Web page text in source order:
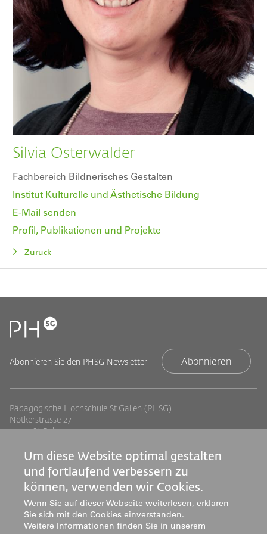
Silvia Osterwalder
Fachbereich Bildnerisches Gestalten
Institut Kulturelle und Ästhetische Bildung
E-Mail senden
Profil, Publikationen und Projekte
Zurück
Abonnieren Sie den PHSG Newsletter Abonnieren
Pädagogische Hochschule St.Gallen (PHSG)
Notkerstrasse 27
9000 St.Gallen
info@phsg.ch
Footer
Links
Standorte
Jobs
Medien
Mediatheken
Footer
rechts
Studium
Weiterbildung
Forschung & Entwicklung
Dienstleistung
Um diese Website optimal gestalten
und fortlaufend verbessern zu
können, verwenden wir Cookies.
Wenn Sie auf dieser Webseite weiterlesen, erklären
Sie sich mit den Cookies einverstanden.
Weitere Informationen finden Sie in unserem